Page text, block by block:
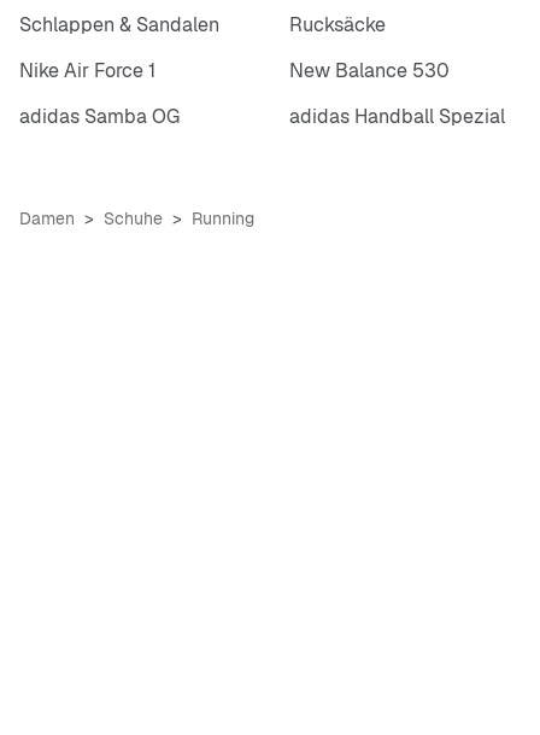
Schlappen & Sandalen
Rucksäcke
Nike Air Force 1
New Balance 530
adidas Samba OG
adidas Handball Spezial
Damen Schuhe Running